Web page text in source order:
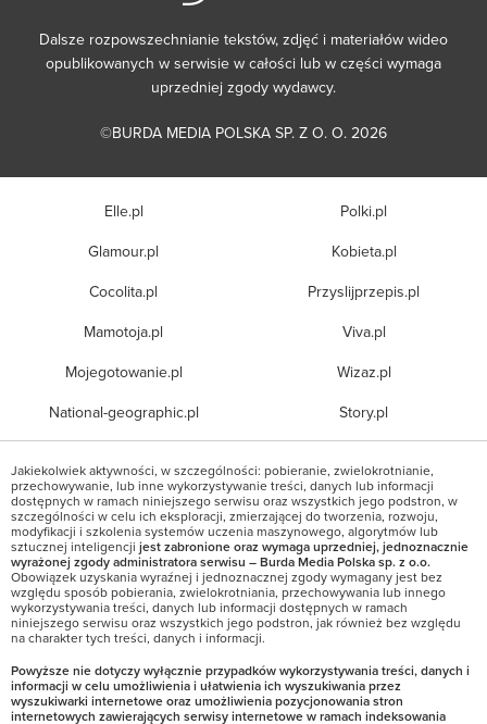
Dalsze rozpowszechnianie tekstów, zdjęć i materiałów wideo
opublikowanych w serwisie w całości lub w części wymaga
uprzedniej zgody wydawcy.
©BURDA MEDIA POLSKA SP. Z O. O. 2026
Elle.pl
Glamour.pl
Cocolita.pl
Mamotoja.pl
Mojegotowanie.pl
National-geographic.pl
Polki.pl
Kobieta.pl
Przyslijprzepis.pl
Viva.pl
Wizaz.pl
Story.pl
Jakiekolwiek aktywności, w szczególności: pobieranie, zwielokrotnianie,
przechowywanie, lub inne wykorzystywanie treści, danych lub informacji
dostępnych w ramach niniejszego serwisu oraz wszystkich jego podstron, w
szczególności w celu ich eksploracji, zmierzającej do tworzenia, rozwoju,
modyfikacji i szkolenia systemów uczenia maszynowego, algorytmów lub
sztucznej inteligencji jest zabronione oraz wymaga uprzedniej, jednoznacznie
wyrażonej zgody administratora serwisu – Burda Media Polska sp. z o.o.
Obowiązek uzyskania wyraźnej i jednoznacznej zgody wymagany jest bez
względu sposób pobierania, zwielokrotniania, przechowywania lub innego
wykorzystywania treści, danych lub informacji dostępnych w ramach
niniejszego serwisu oraz wszystkich jego podstron, jak również bez względu
na charakter tych treści, danych i informacji.
Powyższe nie dotyczy wyłącznie przypadków wykorzystywania treści, danych i
informacji w celu umożliwienia i ułatwienia ich wyszukiwania przez
wyszukiwarki internetowe oraz umożliwienia pozycjonowania stron
internetowych zawierających serwisy internetowe w ramach indeksowania